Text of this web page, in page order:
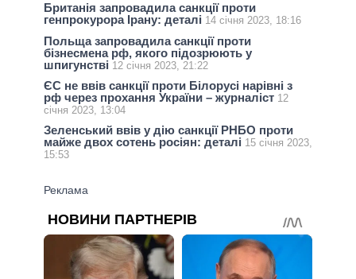
Британія запровадила санкції проти
генпрокурора Ірану: деталі 14 січня 2023, 18:16
Польща запровадила санкції проти
бізнесмена рф, якого підозрюють у
шпигунстві 12 січня 2023, 21:22
ЄС не ввів санкції проти Білорусі нарівні з
рф через прохання України – журналіст 12
січня 2023, 13:04
Зеленський ввів у дію санкції РНБО проти
майже двох сотень росіян: деталі 15 січня 2023,
15:53